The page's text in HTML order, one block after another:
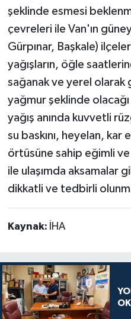
şeklinde esmesi
çevreleri ile Van'ın
Gürpınar, Başkale)
yağışların, öğle
sağanak ve yerel olarak
yağmur şeklinde
yağış anında kuvvetli
su baskını, heyelan, kar
örtüsüne sahip eğimli
ile ulaşımda aksamalar
dikkatli ve tedbirli
Kaynak: İHA